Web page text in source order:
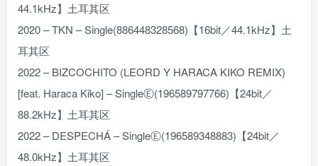
44.1kHz】土耳其区
2020 – TKN – Single(886448328568)【16bit／44.1kHz】土
耳其区
2022 – BIZCOCHITO (LEORD Y HARACA KIKO REMIX)
[feat. Haraca Kiko] – SingleⒺ(196589797766)【24bit／
88.2kHz】土耳其区
2022 – DESPECHÁ – SingleⒺ(196589348883)【24bit／
48.0kHz】土耳其区